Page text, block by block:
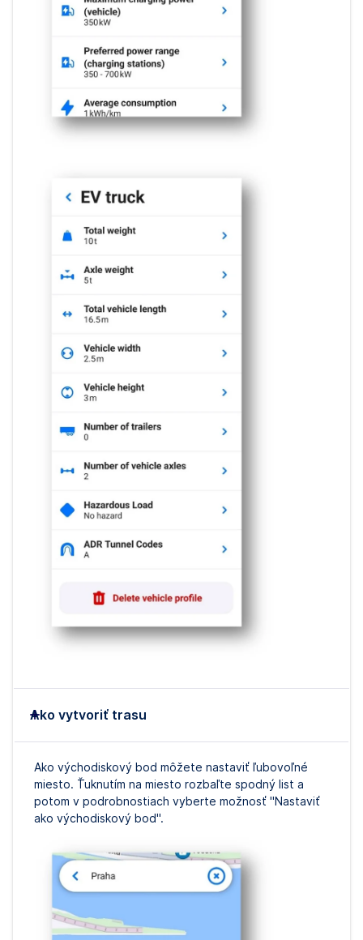
Ako vytvoriť trasu
Ako východiskový bod môžete nastaviť ľubovoľné
miesto. Ťuknutím na miesto rozbaľte spodný list a
potom v podrobnostiach vyberte možnosť "Nastaviť
ako východiskový bod".